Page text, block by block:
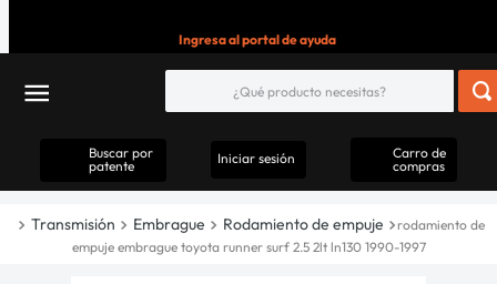
Ingresa al portal de ayuda
Buscar por
patente
Iniciar sesión
Carro de
compras
Transmisión Embrague Rodamiento de empuje
rodamiento de
empuje embrague toyota runner surf 2.5 2lt ln130 1990-1997